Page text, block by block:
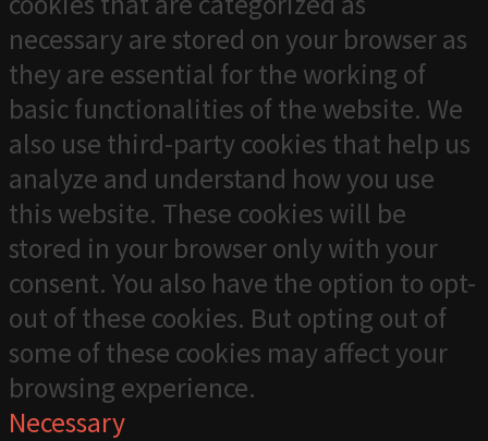
necessary are stored on your browser as
they are essential for the working of
basic functionalities of the website. We
also use third-party cookies that help us
analyze and understand how you use
this website. These cookies will be
stored in your browser only with your
consent. You also have the option to opt-
out of these cookies. But opting out of
some of these cookies may affect your
browsing experience.
Necessary